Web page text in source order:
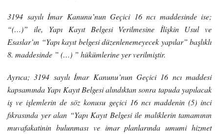
3194 sayılı İmar Kanunu’nun Geçici 16 ncı maddesinde ise;
“(…)” ile, Yapı Kayıt Belgesi Verilmesine İlişkin Usul ve
Esaslar’ın “Yapı kayıt belgesi düzenlenemeyecek yapılar” başlıklı
8. maddesinde ” (…) ” hükümlerine yer verilmiştir.
Ayrıca; 3194 sayılı İmar Kanunu’nun Geçici 16 ncı maddesi
kapsamında Yapı Kayıt Belgesi alındıktan sonra tapuda yapılacak
iş ve işlemlerin de söz konusu geçici 16 ncı maddenin (5) inci
fıkrasında yer alan “Yapı Kayıt Belgesi ile maliklerin tamamının
muvafakatinin bulunması ve imar planlarında umumi hizmet